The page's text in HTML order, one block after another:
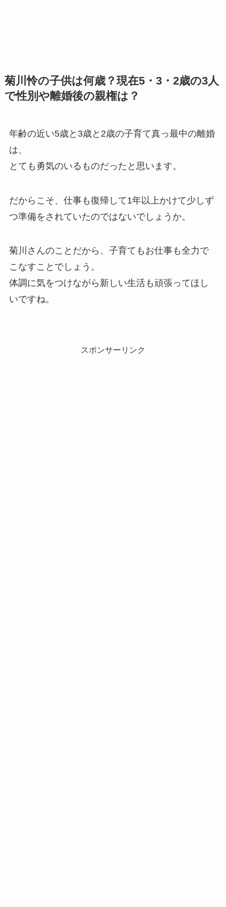
菊川怜の子供は何歳？現在5・3・2歳の3人
で性別や離婚後の親権は？
年齢の近い5歳と3歳と2歳の子育て真っ最中の離婚
は、
とても勇気のいるものだったと思います。
だからこそ、仕事も復帰して1年以上かけて少しず
つ準備をされていたのではないでしょうか。
菊川さんのことだから、子育てもお仕事も全力で
こなすことでしょう。
体調に気をつけながら新しい生活も頑張ってほし
いですね。
スポンサーリンク